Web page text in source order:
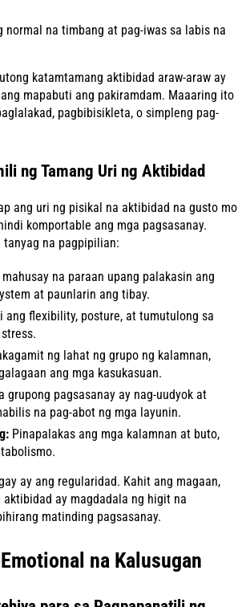
normal na timbang at pag-iwas sa labis na
katamtamang aktibidad araw-araw ay
mapabuti ang pakiramdam. Maaaring ito
pagbibisikleta, o simpleng pag-
ng Tamang Uri ng Aktibidad
ang uri ng pisikal na aktibidad na gusto mo
komportable ang mga pagsasanay.
na pagpipilian:
mahusay na paraan upang palakasin ang
at paunlarin ang tibay.
ang flexibility, posture, at tumutulong sa
ng lahat ng grupo ng kalamnan,
ang mga kasukasuan.
grupong pagsasanay ay nag-uudyok at
na pag-abot ng mga layunin.
Pinapalakas ang mga kalamnan at buto,
ay ang regularidad. Kahit ang magaan,
ay magdadala ng higit na
matinding pagsasanay.
na Kalusugan